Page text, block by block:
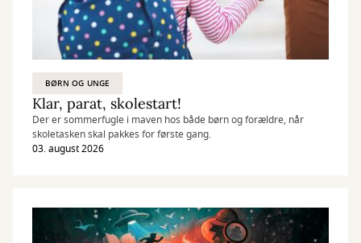
BØRN OG UNGE
Klar, parat, skolestart!
Der er sommerfugle i maven hos både børn og forældre, når
skoletasken skal pakkes for første gang.
03. august 2026